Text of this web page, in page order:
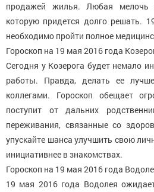
продажей жилья. Любая мелочь
которую придется долго решать.
необходимо пройти полное
Гороскоп на 19 мая 2016 года
Сегодня у Козерога будет немало
работы. Правда, делать ее
коллегами. Гороскоп обещает
поступит от дальних
переживания, связанные со
упускайте шанса улучшить свою
инициативнее в знакомствах.
Гороскоп на 19 мая 2016 года
19 мая 2016 года Водолея